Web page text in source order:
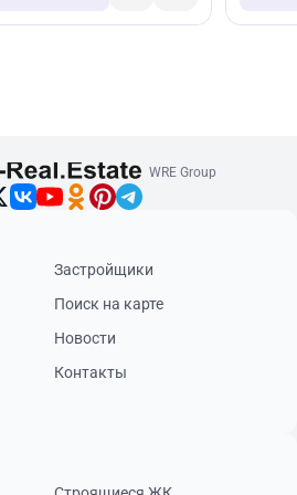
WRE Group
Застройщики
Поиск на карте
Новости
Контакты